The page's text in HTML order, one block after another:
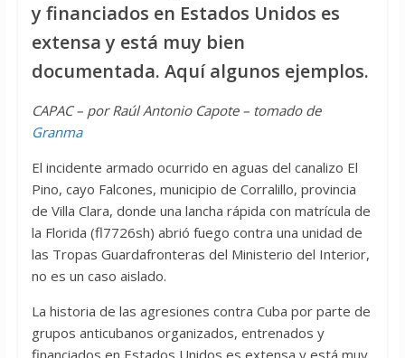
y financiados en Estados Unidos es
extensa y está muy bien
documentada. Aquí algunos ejemplos.
CAPAC – por Raúl Antonio Capote – tomado de
Granma
El incidente armado ocurrido en aguas del canalizo El
Pino, cayo Falcones, municipio de Corralillo, provincia
de Villa Clara, donde una lancha rápida con matrícula de
la Florida (fl7726sh) abrió fuego contra una unidad de
las Tropas Guardafronteras del Ministerio del Interior,
no es un caso aislado.
La historia de las agresiones contra Cuba por parte de
grupos anticubanos organizados, entrenados y